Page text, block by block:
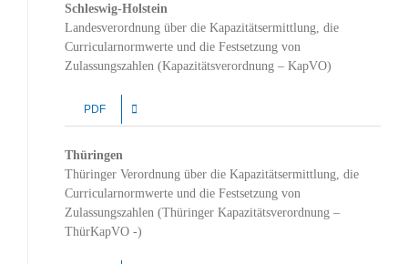
Schleswig-Holstein
Landesverordnung über die Kapazitätsermittlung, die
Curricularnormwerte und die Festsetzung von
Zulassungszahlen (Kapazitätsverordnung – KapVO)
PDF
Thüringen
Thüringer Verordnung über die Kapazitätsermittlung, die
Curricularnormwerte und die Festsetzung von
Zulassungszahlen (Thüringer Kapazitätsverordnung –
ThürKapVO -)